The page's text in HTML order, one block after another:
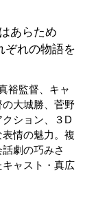
あらため
れの物語を
裕監督、キャ
大城勝、菅野
ション、３D
情の魅力。複
劇の巧みさ
ャスト・真広